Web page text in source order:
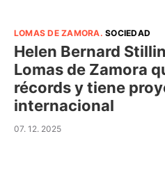
LOMAS DE ZAMORA.SOCIEDAD
Helen Bernard
Lomas de Zamora
récords y tiene
internacional
07. 12. 2025